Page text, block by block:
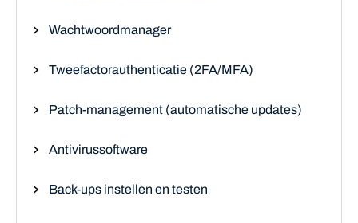
Wachtwoordmanager
Tweefactorauthenticatie (2FA/MFA)
Patch-management (automatische updates)
Antivirussoftware
Back-ups instellen en testen